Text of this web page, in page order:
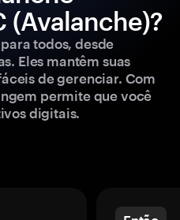
(Avalanche)?
todos, desde
Eles mantêm suas
de gerenciar. Com
permite que você
digitais.